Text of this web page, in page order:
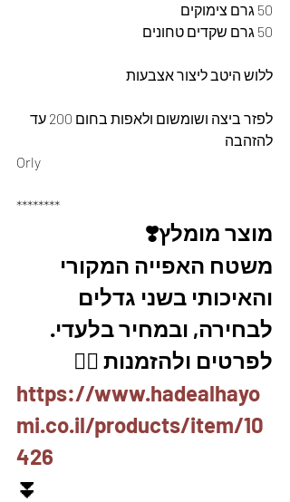
50 גרם צימוקים
50 גרם שקדים טחונים
ללוש היטב ליצור אצבעות
לפזר ביצה ושומשום ולאפות בחום 200 עד
להזהבה
Orly
********
מוצר מומלץ❣️
משטח האפייה המקורי
והאיכותי בשני גדלים
לבחירה, ובמחיר בלעדי.
לפרטים ולהזמנות 👇🏼
https://www.hadealhayo
mi.co.il/products/item/10
426
⏬